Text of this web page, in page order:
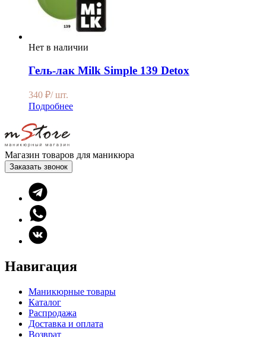
Нет в наличии
Гель-лак Milk Simple 139 Detox
340 ₽/ шт.
Подробнее
Магазин товаров для маникюра
Заказать звонок
Навигация
Маникюрные товары
Каталог
Распродажа
Доставка и оплата
Возврат